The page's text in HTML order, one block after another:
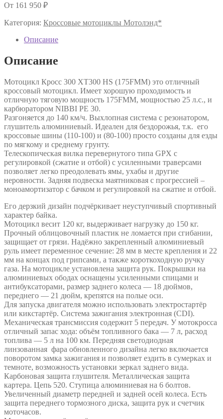
От 161 950 ₽
Категория: Кроссовые мотоциклы Мотолэнд*
Описание
Описание
Мотоцикл Кросс 300 XT300 HS (175FMM) это отличный
кроссовый мотоцикл. Имеет хорошую проходимость и
отличную тяговую мощность 175FMM, мощностью 25 л.с., и
карбюратором NIBBI PE 30.
Разгоняется до 140 км/ч. Выхлопная система с резонатором,
глушитель алюминиевый. Идеален для бездорожья, т.к. его
кроссовые шины (110-100) и (80-100) просто созданы для езды
по мягкому и среднему грунту.
Телескопическая вилка перевернутого типа GPX c
регулировкой (сжатие и отбой) с усиленными траверсами
позволяет легко преодолевать ямы, ухабы и другие
неровности. Задняя подвеска маятниковая с прогрессией –
моноамортизатор с бачком и регулировкой на сжатие и отбой.
Его дерзкий дизайн подчёркивает неуступчивый спортивный
характер байка.
Мотоцикл весит 120 кг, выдерживает нагрузку до 150 кг.
Прочный облицовочный пластик не ломается при сгибании,
защищает от грязи. Надёжно закрепленный алюминиевый
руль имеет переменное сечение: 28 мм в месте крепления и 22
мм на концах под грипсами, а также короткоходную ручку
газа. На мотоцикле установлена защита рук. Покрышки на
алюминиевых ободах оснащены усиленными спицами и
антибуксаторами, размер заднего колеса — 18 дюймов,
переднего — 21 дюйм, крепятся на полые оси.
Для запуска двигателя можно использовать электростартёр
или кикстартёр. Система зажигания электронная (CDI).
Механическая трансмиссия содержит 5 передач. У мотокросса
отличный запас хода: объём топливного бака — 7 л, расход
топлива — 5 л на 100 км. Передняя светодиодная
линзованная фара обновленного дизайна легко включается
поворотом замка зажигания и позволяет ездить в сумерках и
темноте, возможность установки зеркал заднего вида.
Карбоновая защита глушителя. Металлическая защита
картера. Цепь 520. Ступица алюминиевая на 6 болтов.
Увеличенный диаметр передней и задней осей колеса. Есть
защита переднего тормозного диска, защита рук и счетчик
моточасов.